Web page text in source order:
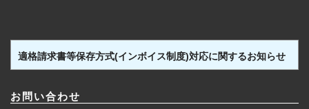
適格請求書等保存方式(インボイス制度)対応に関するお知らせ
お問い合わせ